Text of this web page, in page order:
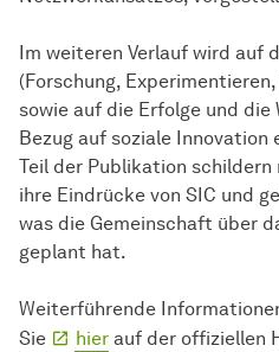
Im weiteren Verlauf wird auf
(Forschung,
sowie auf die Erfolge und die
Bezug auf soziale Innovation
Teil der Publikation
ihre Eindrücke von SIC und
was die Gemeinschaft über
geplant hat.
Weiterführende
Sie
hier auf der offiziellen